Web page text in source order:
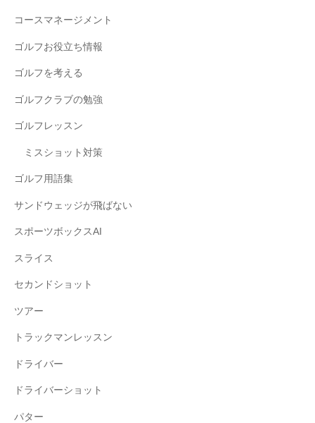
コースマネージメント
ゴルフお役立ち情報
ゴルフを考える
ゴルフクラブの勉強
ゴルフレッスン
ミスショット対策
ゴルフ用語集
サンドウェッジが飛ばない
スポーツボックスAI
スライス
セカンドショット
ツアー
トラックマンレッスン
ドライバー
ドライバーショット
パター